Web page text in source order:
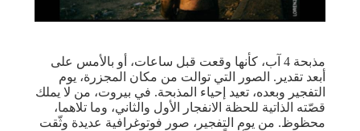
مذبحة 4 آب، كأنها وقعت قبل ساعات، أو بالأمس على
أبعد تقدير. الصور التي توالت من مكان المجزرة، يوم
التفجير وبعده، تعيد إحياء المذبحة. في بيروت، من لا يملك
قصّته الذاتية للحظة الانفجار الأول والثاني، وما تلاهما،
محظوظ. من يوم التفجير، صور فوتوغرافية عديدة وثّقت